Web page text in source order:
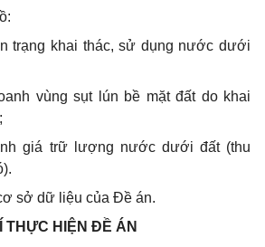
trạng khai thác, sử dụng nước dưới
vùng sụt lún bề mặt đất do khai
giá trữ lượng nước dưới đất (thu
sở dữ liệu của Đề án.
THỰC HIỆN ĐỀ ÁN